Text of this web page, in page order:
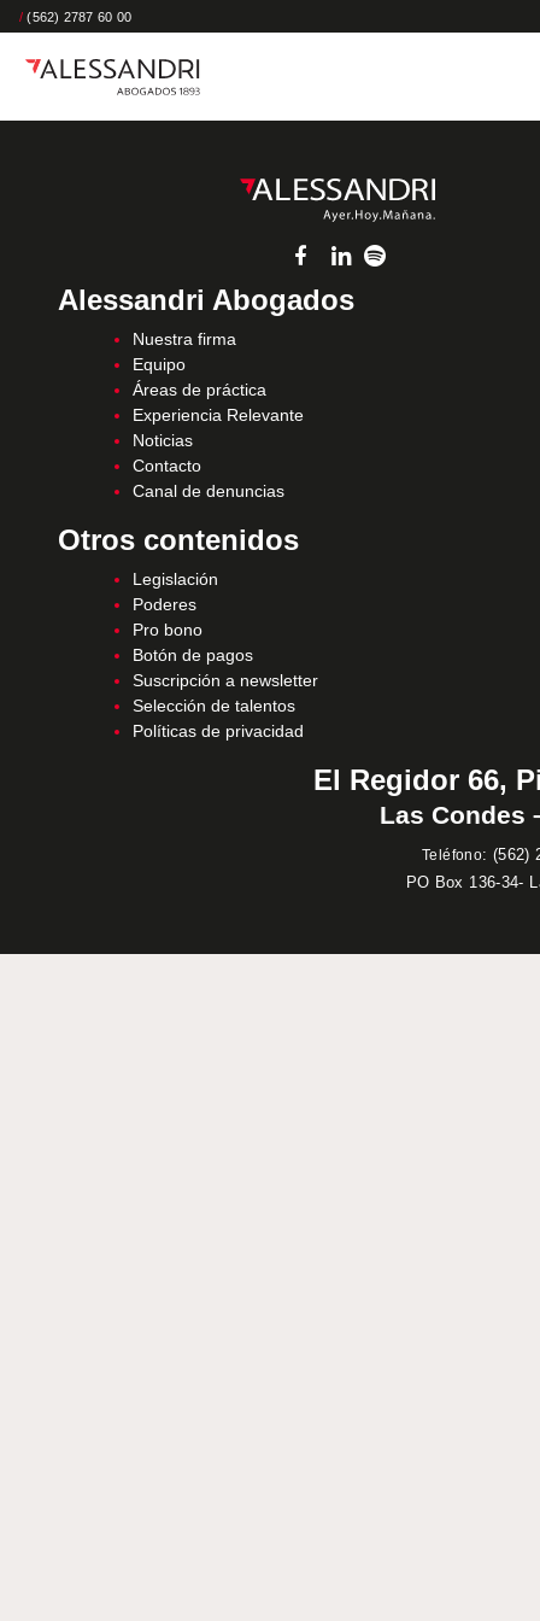
/ (562) 2787 60 00
Alessandri Abogados
Nuestra firma
Equipo
Áreas de práctica
Experiencia Relevante
Noticias
Contacto
Canal de denuncias
Otros contenidos
Legislación
Poderes
Pro bono
Botón de pagos
Suscripción a newsletter
Selección de talentos
Políticas de privacidad
El Regidor 66,
Las Condes
Teléfono: (562)
PO Box 136-34-